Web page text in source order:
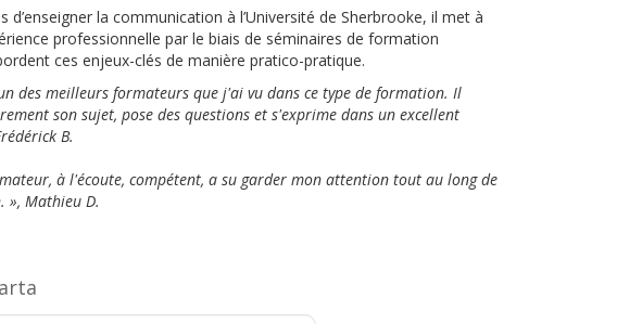
d’enseigner la communication à l’Université de Sherbrooke, il met à
professionnelle par le biais de séminaires de formation
ces enjeux-clés de manière pratico-pratique.
des meilleurs formateurs que j'ai vu dans ce type de formation. Il
son sujet, pose des questions et s'exprime dans un excellent
B.
à l'écoute, compétent, a su garder mon attention tout au long de
Mathieu D.